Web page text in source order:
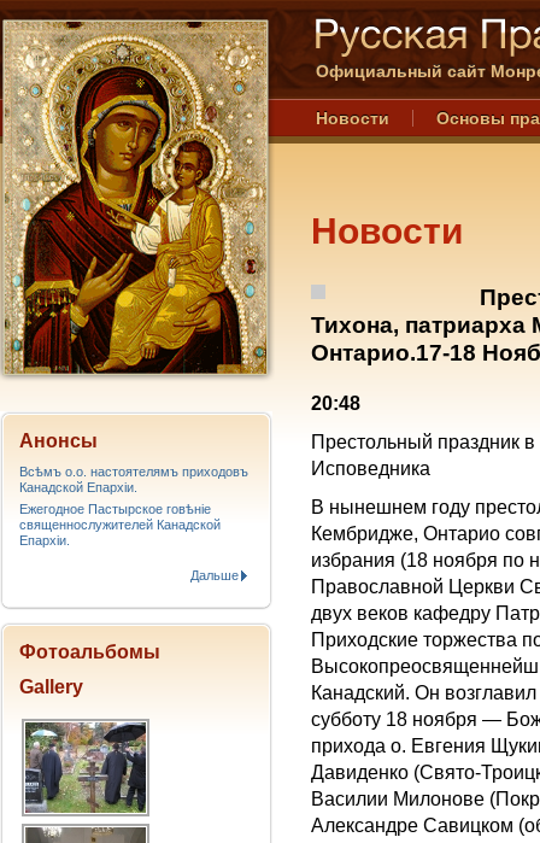
Официальный сайт
Новости Основы
Новости
Тихона,
Онтарио.17-18
20:48
Престольный праздник
Исповедника
В нынешнем году
Кембридже, Онтарио
избрания (18 ноября по
Православной Церкви
двух веков кафедру
Приходские торжества
Канадский. Он
субботу 18 ноября —
прихода о. Евгения
Давиденко (Свято-
Василии Милонове
Александре Савицком
Анонсы
Всѣмъ о.о. настоятелямъ приходовъ
Канадской Епархiи.
Ежегодное Пастырское говѣніе
священнослужителей Канадской
Епархіи.
Дальше
Фотоальбомы
Gallery